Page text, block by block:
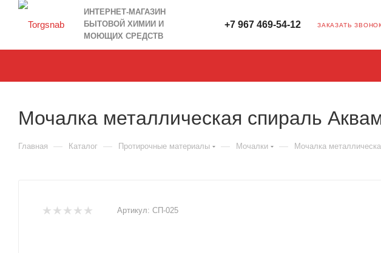
ИНТЕРНЕТ-МАГАЗИН
БЫТОВОЙ ХИМИИ И
МОЮЩИХ СРЕДСТВ
+7 967 469-54-12 ЗАКАЗАТЬ
Мочалка металлическая спираль
Главная — Каталог — Протирочные материалы — Мочалки — Мочалка
Артикул: СП-025